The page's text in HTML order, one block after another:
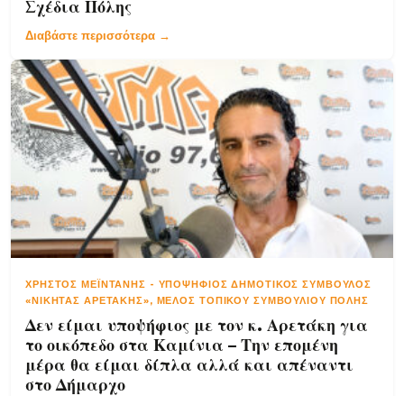
Σχέδια Πόλης
Διαβάστε περισσότερα →
ΧΡΉΣΤΟΣ ΜΕΪΝΤΆΝΗΣ - ΥΠΟΨΉΦΙΟΣ ΔΗΜΟΤΙΚΌΣ ΣΎΜΒΟΥΛΟΣ
«ΝΙΚΉΤΑΣ ΑΡΕΤΆΚΗΣ», ΜΈΛΟΣ ΤΟΠΙΚΟΎ ΣΥΜΒΟΥΛΊΟΥ ΠΌΛΗΣ
Δεν είμαι υποψήφιος με τον κ. Αρετάκη για
το οικόπεδο στα Καμίνια – Την επομένη
μέρα θα είμαι δίπλα αλλά και απέναντι
στο Δήμαρχο